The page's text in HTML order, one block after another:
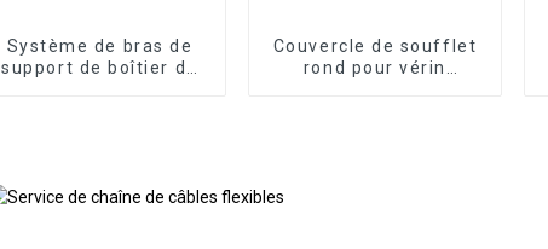
Système de bras de
support de boîtier de
Couvercle de soufflet
rond pour vérin